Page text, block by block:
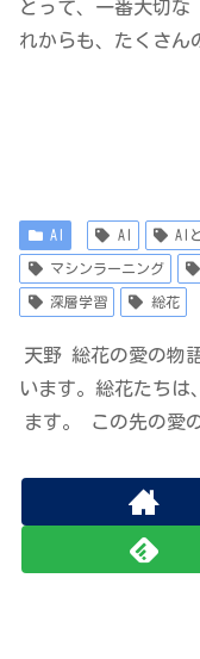
とって、一番大切な
れからも、たくさん
AI AI AI
マシンラーニング
深層学習 総花
天野 総花の愛の物
います。総花たちは
ます。 この先の愛